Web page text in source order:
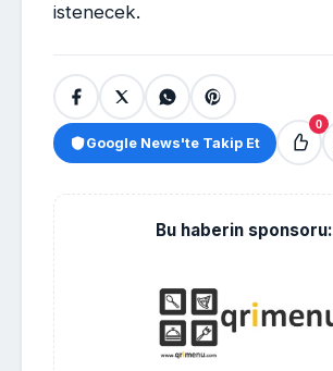
istenecek.
Google News'te Takip Et
0
Bu haberin sponsoru: